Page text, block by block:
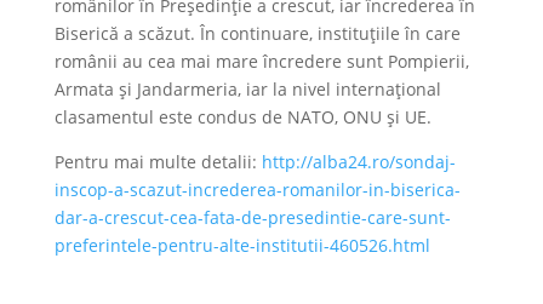
românilor în Președinție a crescut, iar încrederea în
Biserică a scăzut. În continuare, instituțiile în care
românii au cea mai mare încredere sunt Pompierii,
Armata și Jandarmeria, iar la nivel internaţional
clasamentul este condus de NATO, ONU și UE.
Pentru mai multe detalii: http://alba24.ro/sondaj-
inscop-a-scazut-increderea-romanilor-in-biserica-
dar-a-crescut-cea-fata-de-presedintie-care-sunt-
preferintele-pentru-alte-institutii-460526.html